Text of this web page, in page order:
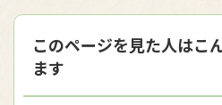
このページを見た人はこ
ます